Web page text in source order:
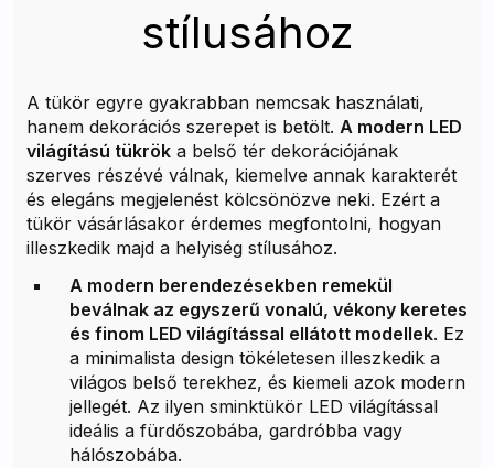
stílusához
A tükör egyre gyakrabban nemcsak használati,
hanem dekorációs szerepet is betölt. A modern LED
világítású tükrök a belső tér dekorációjának
szerves részévé válnak, kiemelve annak karakterét
és elegáns megjelenést kölcsönözve neki. Ezért a
tükör vásárlásakor érdemes megfontolni, hogyan
illeszkedik majd a helyiség stílusához.
A modern berendezésekben remekül
beválnak az egyszerű vonalú, vékony keretes
és finom LED világítással ellátott modellek. Ez
a minimalista design tökéletesen illeszkedik a
világos belső terekhez, és kiemeli azok modern
jellegét. Az ilyen sminktükör LED világítással
ideális a fürdőszobába, gardróbba vagy
hálószobába.